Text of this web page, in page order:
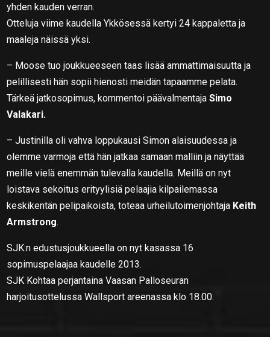
yhden kauden verran.
Otteluja viime kaudella Ykkösessä kertyi 24 kappaletta ja
maaleja näissä yksi.
– Moose tuo joukkueeseen taas lisää ammattimaisuutta ja
pelillisesti hän sopii hienosti meidän tapaamme pelata.
Tärkeä jatkosopimus, kommentoi päävalmentajaSimo
Valakari.
– Justinilla oli vahva loppukausi Simon alaisuudessa ja
olemme varmoja että hän jatkaa samaan malliin ja näyttää
meille vielä enemmän tulevalla kaudella. Meillä on nyt
loistava sekoitus erityylisiä pelaajia kilpailemassa
keskikentän pelipaikoista, toteaa urheilutoimenjohtaja Keith
Armstrong.
SJK:n edustusjoukkueella on nyt kasassa 16
sopimuspelaajaa kaudelle 2013.
SJK Kohtaa perjantaina Vaasan Palloseuran
harjoitusottelussa Wallsport areenassa klo 18.00.